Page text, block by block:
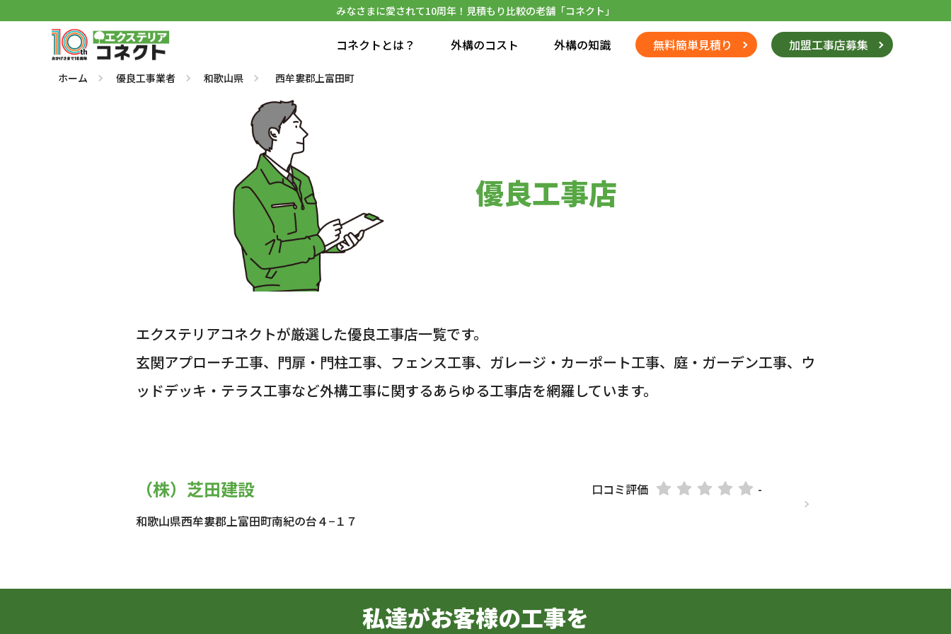
みなさまに愛されて10周年！見積もり比較の老舗「コネクト」
コネクトとは？ 外構のコスト 外構の知識 無料簡単見積り 加盟工事店募集
ホーム 優良工事業者 和歌山県 西牟婁郡上富田町
優良工事店
エクステリアコネクトが厳選した優良工事店一覧です。
玄関アプローチ工事、門扉・門柱工事、フェンス工事、ガレージ・カーポート工事、庭・ガーデン工事、ウ
ッドデッキ・テラス工事など外構工事に関するあらゆる工事店を網羅しています。
（株）芝田建設 口コミ評価
-
和歌山県西牟婁郡上富田町南紀の台４−１７
私達がお客様の工事を